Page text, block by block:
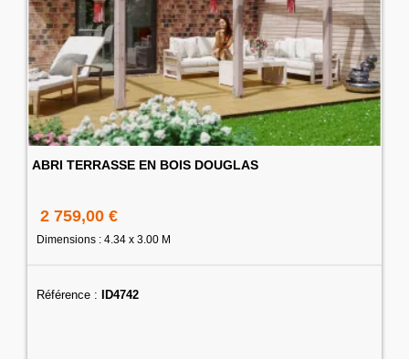
ABRI TERRASSE EN BOIS DOUGLAS
2 759,00 €
Dimensions : 4.34 x 3.00 M
Référence : ID4742